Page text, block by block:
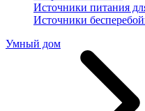
Источники питания
Источники
Умный дом